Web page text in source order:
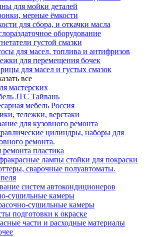
для мойки деталей
мерные ёмкости
для сбора, и откачки масла
оборудование
густой смазки
для масел, топлива и антифризов
для перемещения бочек
для масел и густых смазок
все
мастерских
JTC Тайвань
мебель Россия
тележки, верстаки
для кузовного ремонта
цилиндры, наборы для
ремонта.
ремонта пластика
лампы стойки для покраски
сварочные полуавтоматы.
систем автокондиционеров
сушильные камеры
сушильные камеры
подготовки к окраске
части и расходные материалы